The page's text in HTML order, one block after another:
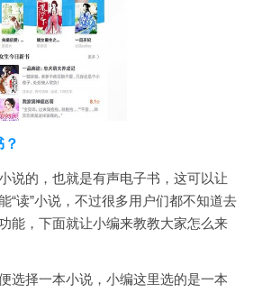
说的，也就是有声电子书，这可以让
“读”小说，不过很多用户们都不知道去
能，下面就让小编来教教大家怎么来
选择一本小说，小编这里选的是一本